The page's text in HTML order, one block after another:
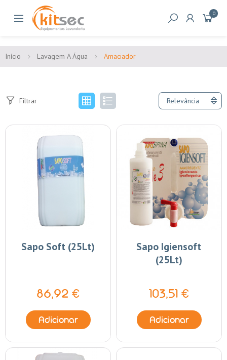
0
Início Lavagem A Água Amaciador
Filtrar Relevância
Sapo Soft (25Lt)
86,92 €
Adicionar
Sapo Igiensoft
(25Lt)
103,51 €
Adicionar